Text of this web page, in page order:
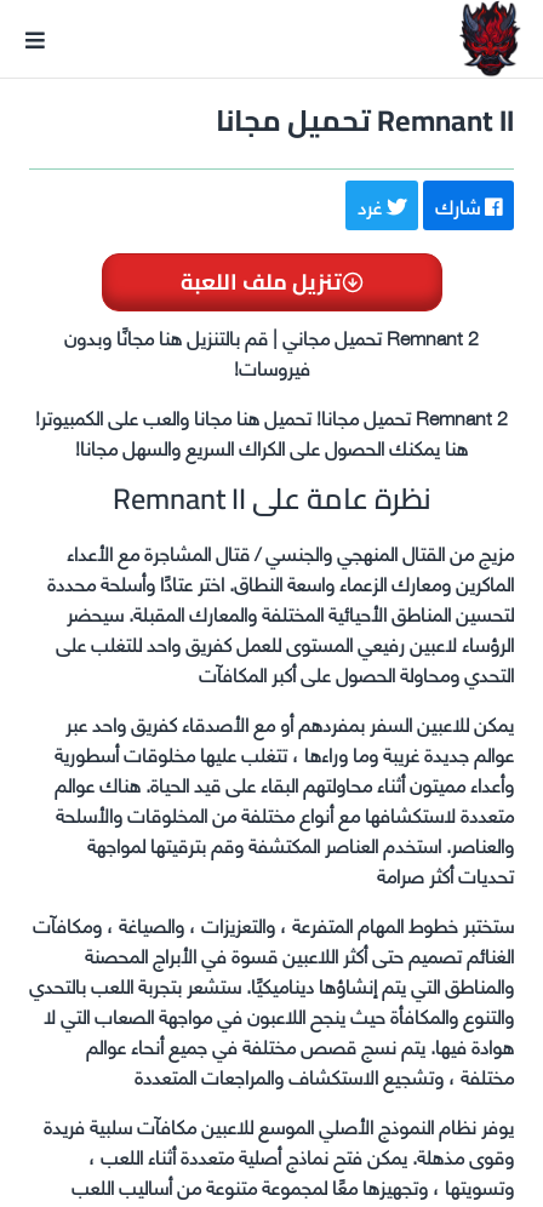
Remnant II تحميل مجانا
شارك غرد
تنزيل ملف اللعبة
Remnant 2 تحميل مجاني | قم بالتنزيل هنا مجانًا وبدون
فيروسات!
Remnant 2 تحميل مجانا! تحميل هنا مجانا والعب على الكمبيوتر!
هنا يمكنك الحصول على الكراك السريع والسهل مجانا!
نظرة عامة على Remnant II
مزيج من القتال المنهجي والجنسي / قتال المشاجرة مع الأعداء
الماكرين ومعارك الزعماء واسعة النطاق. اختر عتادًا وأسلحة محددة
لتحسين المناطق الأحيائية المختلفة والمعارك المقبلة. سيحضر
الرؤساء لاعبين رفيعي المستوى للعمل كفريق واحد للتغلب على
التحدي ومحاولة الحصول على أكبر المكافآت
يمكن للاعبين السفر بمفردهم أو مع الأصدقاء كفريق واحد عبر
عوالم جديدة غريبة وما وراءها ، تتغلب عليها مخلوقات أسطورية
وأعداء مميتون أثناء محاولتهم البقاء على قيد الحياة. هناك عوالم
متعددة لاستكشافها مع أنواع مختلفة من المخلوقات والأسلحة
والعناصر. استخدم العناصر المكتشفة وقم بترقيتها لمواجهة
تحديات أكثر صرامة
ستختبر خطوط المهام المتفرعة ، والتعزيزات ، والصياغة ، ومكافآت
الغنائم تصميم حتى أكثر اللاعبين قسوة في الأبراج المحصنة
والمناطق التي يتم إنشاؤها ديناميكيًا. ستشعر بتجربة اللعب بالتحدي
والتنوع والمكافأة حيث ينجح اللاعبون في مواجهة الصعاب التي لا
هوادة فيها. يتم نسج قصص مختلفة في جميع أنحاء عوالم
مختلفة ، وتشجيع الاستكشاف والمراجعات المتعددة
يوفر نظام النموذج الأصلي الموسع للاعبين مكافآت سلبية فريدة
وقوى مذهلة. يمكن فتح نماذج أصلية متعددة أثناء اللعب ،
وتسويتها ، وتجهيزها معًا لمجموعة متنوعة من أساليب اللعب